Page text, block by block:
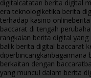
digitalcatatan berita digital
era teknologiketika berita
terhadap kasino online
baccarat di tengah
rangkaian berita digital
balik berita digital baccarat
diperbincangkanbagaimana
berkaitan dengan baccarat
yang muncul dalam berita